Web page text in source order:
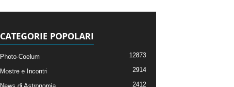
CATEGORIE POPOLARI
Photo-Coelum 12873
Mostre e Incontri 2914
2412